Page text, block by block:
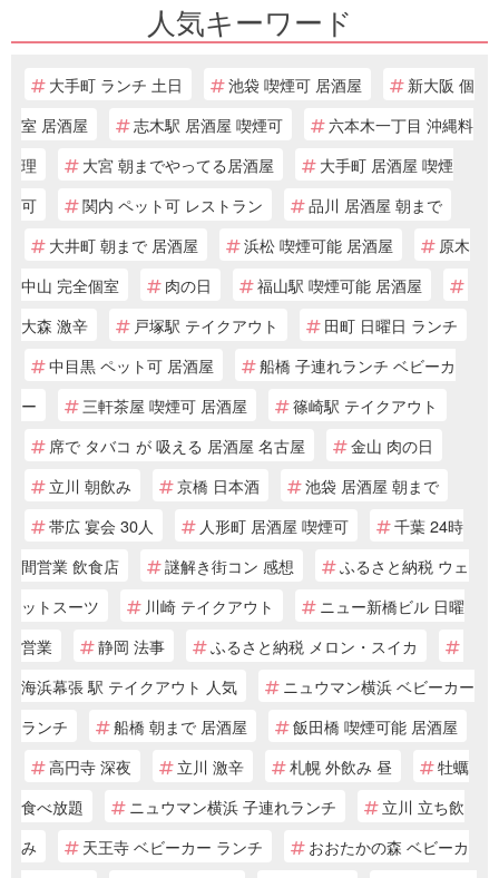
人気キーワード
大手町 ランチ 土日 池袋 喫煙可 居酒屋
新大阪 個
室 居酒屋
志木駅 居酒屋 喫煙可
六本木一丁目 沖縄料
理
大宮 朝までやってる居酒屋
大手町 居酒屋 喫煙
可
関内 ペット可 レストラン
品川 居酒屋 朝まで
大井町 朝まで 居酒屋
浜松 喫煙可能 居酒屋
原木
中山 完全個室
肉の日
福山駅 喫煙可能 居酒屋
大森 激辛
戸塚駅 テイクアウト
田町 日曜日 ランチ
中目黒 ペット可 居酒屋
船橋 子連れランチ ベビーカ
ー
三軒茶屋 喫煙可 居酒屋
篠崎駅 テイクアウト
席で タバコ が 吸える 居酒屋 名古屋
金山 肉の日
立川 朝飲み
京橋 日本酒
池袋 居酒屋 朝まで
帯広 宴会 30人
人形町 居酒屋 喫煙可
千葉 24時
間営業 飲食店
謎解き街コン 感想
ふるさと納税 ウェ
ットスーツ
川崎 テイクアウト
ニュー新橋ビル 日曜
営業
静岡 法事
ふるさと納税 メロン・スイカ
海浜幕張 駅 テイクアウト 人気
ニュウマン横浜 ベビーカー
ランチ
船橋 朝まで 居酒屋
飯田橋 喫煙可能 居酒屋
高円寺 深夜
立川 激辛 札幌 外飲み 昼
牡蠣
食べ放題
ニュウマン横浜 子連れランチ
立川 立ち飲
み
天王寺 ベビーカー ランチ
おおたかの森 ベビーカ